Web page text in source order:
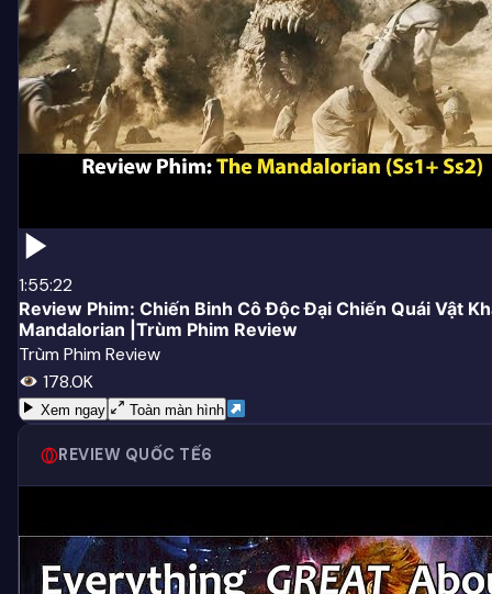
1:55:22
Review Phim: Chiến Binh Cô Độc Đại Chiến Quái Vật
Mandalorian |Trùm Phim Review
Trùm Phim Review
178.0K
Xem ngay Toàn màn hình
REVIEW QUỐC TẾ6